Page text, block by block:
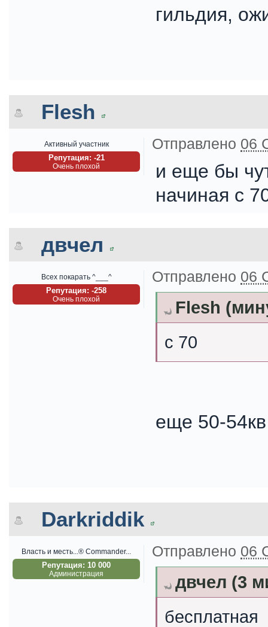
гильдия,
Flesh
Активный участник
Репутация: -21
Очень плохой
Отправлено 06
и еще бы
начиная с
двчел
Всех покарать ^___^
Репутация: -258
Очень плохой
Отправлено 06
Flesh
с 70
еще 50-
Darkriddik
Власть и месть...® Commander...
Репутация: 10 000
Администрация
Отправлено 06
двчел (3
бесплатная